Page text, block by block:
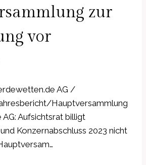
zur
vor
AG /
Hauptversammlung
Aufsichtsrat billigt
Konzernabschluss 2023 nicht